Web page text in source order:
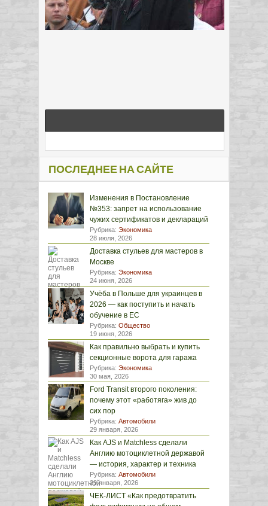
ПОСЛЕДНЕЕ НА САЙТЕ
Изменения в Постановление
№353: запрет на использование
чужих сертификатов и деклараций
Рубрика: Экономика
28 июля, 2026
Доставка стульев для мастеров в
Москве
Рубрика: Экономика
24 июня, 2026
Учёба в Польше для украинцев в
2026 — как поступить и начать
обучение в ЕС
Рубрика: Общество
19 июня, 2026
Как правильно выбрать и купить
секционные ворота для гаража
Рубрика: Экономика
30 мая, 2026
Ford Transit второго поколения:
почему этот «работяга» жив до
сих пор
Рубрика: Автомобили
29 января, 2026
Как AJS и Matchless сделали
Англию мотоциклетной державой
— история, характер и техника
Рубрика: Автомобили
29 января, 2026
ЧЕК-ЛИСТ «Как предотвратить